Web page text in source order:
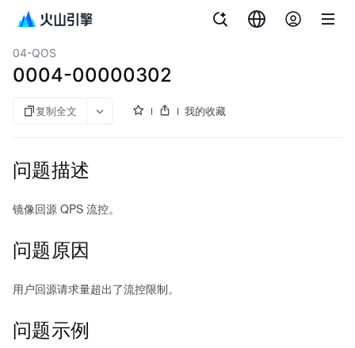
对象存储
04-QOS
0004-00000302
复制全文 我的收藏
问题描述
镜像回源 QPS 流控。
问题原因
用户回源请求量超出了流控限制。
问题示例